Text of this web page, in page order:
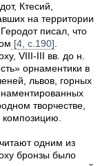
Ктесий,
на территории
писал, что
[4, с.190].
VIII-III вв. до н.
орнаментики в
львов, горных
творчестве,
композицию.
одним из
бронзы было